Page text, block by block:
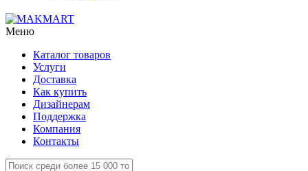
Меню
Каталог товаров
Услуги
Доставка
Как купить
Дизайнерам
Поддержка
Компания
Контакты